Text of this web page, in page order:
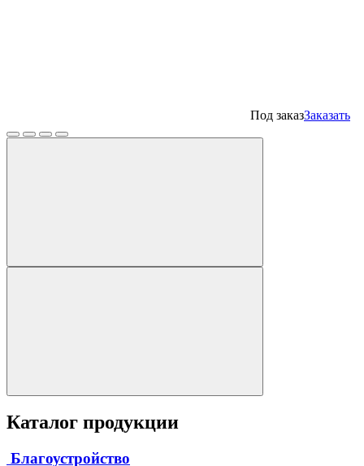
Под заказЗаказать
Каталог продукции
Благоустройство